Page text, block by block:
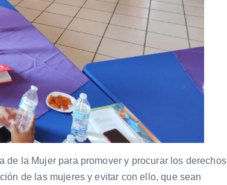
de la Mujer para promover y procurar los derechos
de las mujeres y evitar con ello, que sean